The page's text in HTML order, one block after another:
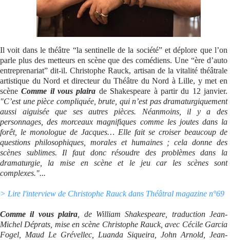
Il voit dans le théâtre “la sentinelle de la société” et déplore que l’on
parle plus des metteurs en scène que des comédiens. Une “ère d’auto
entreprenariat” dit-il. Christophe Rauck, artisan de la vitalité théâtrale
artistique du Nord et directeur du Théâtre du Nord à Lille, y met en
scèneComme il vous plaira de Shakespeare à partir du 12 janvier.
"C’est une pièce compliquée, brute, qui n’est pas dramaturgiquement
aussi aiguisée que ses autres pièces. Néanmoins, il y a des
personnages, des morceaux magnifiques comme les joutes dans la
forêt, le monologue de Jacques… Elle fait se croiser beaucoup de
questions philosophiques, morales et humaines ; cela donne des
scènes sublimes. Il faut donc résoudre des problèmes dans la
dramaturgie, la mise en scène et le jeu car les scènes sont
complexes."...
> Lire l'interview de Christophe Rauck dans Théâtral magazine n°69
Comme il vous plaira , de William Shakespeare, traduction Jean-
Michel Déprats, mise en scène Christophe Rauck, avec Cécile Garcia
Fogel, Maud Le Grévellec, Luanda Siqueira, John Arnold, Jean-